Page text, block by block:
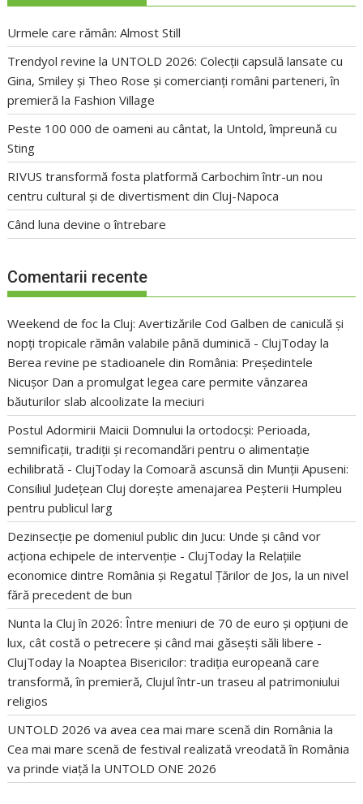
Urmele care rămân: Almost Still
Trendyol revine la UNTOLD 2026: Colecții capsulă lansate cu
Gina, Smiley și Theo Rose și comercianți români parteneri, în
premieră la Fashion Village
Peste 100 000 de oameni au cântat, la Untold, împreună cu
Sting
RIVUS transformă fosta platformă Carbochim într-un nou
centru cultural și de divertisment din Cluj-Napoca
Când luna devine o întrebare
Comentarii recente
Weekend de foc la Cluj: Avertizările Cod Galben de caniculă și
nopți tropicale rămân valabile până duminică - ClujToday la
Berea revine pe stadioanele din România: Președintele
Nicușor Dan a promulgat legea care permite vânzarea
băuturilor slab alcoolizate la meciuri
Postul Adormirii Maicii Domnului la ortodocși: Perioada,
semnificații, tradiții și recomandări pentru o alimentație
echilibrată - ClujToday laComoară ascunsă din Munții Apuseni:
Consiliul Județean Cluj dorește amenajarea Peșterii Humpleu
pentru publicul larg
Dezinsecție pe domeniul public din Jucu: Unde și când vor
acționa echipele de intervenție - ClujToday la Relațiile
economice dintre România și Regatul Țărilor de Jos, la un nivel
fără precedent de bun
Nunta la Cluj în 2026: Între meniuri de 70 de euro și opțiuni de
lux, cât costă o petrecere și când mai găsești săli libere -
ClujToday la Noaptea Bisericilor: tradiția europeană care
transformă, în premieră, Clujul într-un traseu al patrimoniului
religios
UNTOLD 2026 va avea cea mai mare scenă din România la
Cea mai mare scenă de festival realizată vreodată în România
va prinde viață la UNTOLD ONE 2026